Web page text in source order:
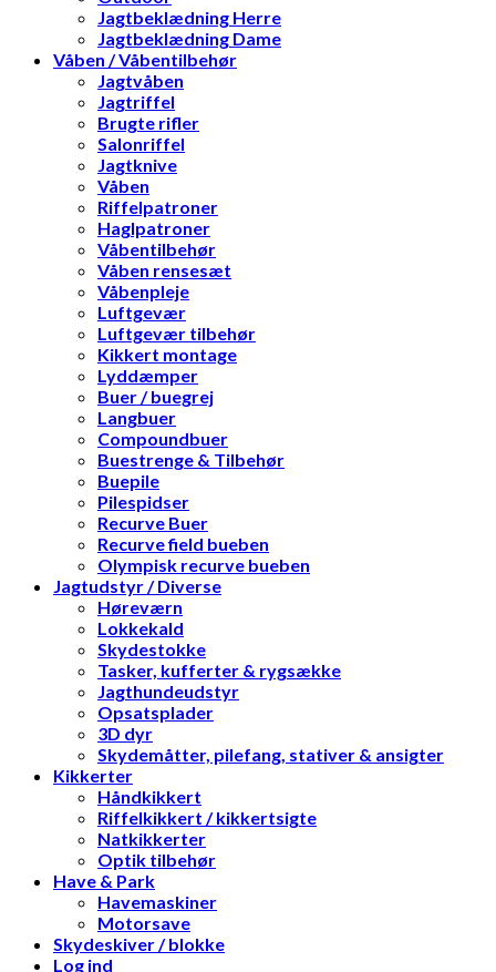
Jagtbeklædning Herre
Jagtbeklædning Dame
Våben / Våbentilbehør
Jagtvåben
Jagtriffel
Brugte rifler
Salonriffel
Jagtknive
Våben
Riffelpatroner
Haglpatroner
Våbentilbehør
Våben rensesæt
Våbenpleje
Luftgevær
Luftgevær tilbehør
Kikkert montage
Lyddæmper
Buer / buegrej
Langbuer
Compoundbuer
Buestrenge & Tilbehør
Buepile
Pilespidser
Recurve Buer
Recurve field bueben
Olympisk recurve bueben
Jagtudstyr / Diverse
Høreværn
Lokkekald
Skydestokke
Tasker, kufferter & rygsække
Jagthundeudstyr
Opsatsplader
3D dyr
Skydemåtter, pilefang, stativer & ansigter
Kikkerter
Håndkikkert
Riffelkikkert / kikkertsigte
Natkikkerter
Optik tilbehør
Have & Park
Havemaskiner
Motorsave
Skydeskiver / blokke
Log ind